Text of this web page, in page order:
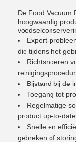
De Food Vacuum
hoogwaardig
Expert-
die tijdens het
Richtsnoeren
Bijstand bij de
Toegang tot
Regelmatige
product up-to-
Snelle en
gebreken of